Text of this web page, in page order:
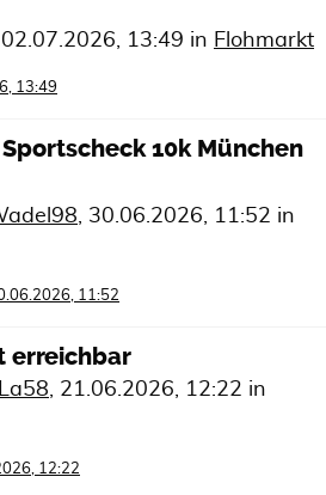
02.07.2026, 13:49 in Flohmarkt
13:49
10k München
, 30.06.2026, 11:52 in
11:52
erreichbar
, 21.06.2026, 12:22 in
12:22